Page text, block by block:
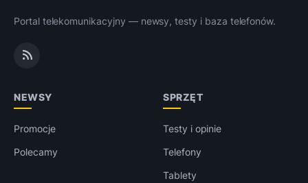
Portal telekomunikacyjny — newsy, testy i baza telefonów.
NEWSY
Promocje
Polecamy
SPRZĘT
Testy i opinie
Telefony
Tablety